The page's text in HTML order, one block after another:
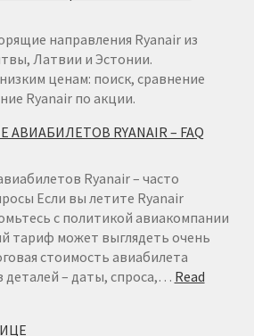
направления Ryanair из
Латвии и Эстонии.
ценам: поиск, сравнение
Ryanair по акции.
RYANAIR – FAQ
Ryanair – часто
Если вы летите Ryanair
с политикой авиакомпании
тариф может выглядеть очень
стоимость авиабилета
деталей – даты, спроса,… Read